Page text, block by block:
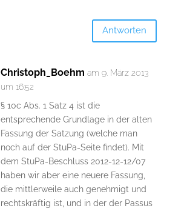
Antworten
Christoph_Boehm am 9. März 2013
um 16:52
§ 10c Abs. 1 Satz 4 ist die
entsprechende Grundlage in der alten
Fassung der Satzung (welche man
noch auf der StuPa-Seite findet). Mit
dem StuPa-Beschluss 2012-12-12/07
haben wir aber eine neuere Fassung,
die mittlerweile auch genehmigt und
rechtskräftig ist, und in der der Passus